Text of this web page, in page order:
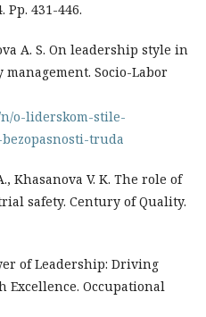
Pp. 431-446.
A. S. On leadership style in
Socio-Labor
o-liderskom-stile-
truda
Khasanova V. K. The role of
safety. Century of Quality.
of Leadership: Driving
Excellence. Occupational